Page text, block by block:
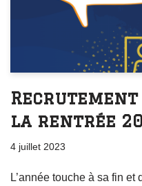
la rentrée
4 juillet 2023
L’année touche à sa fin